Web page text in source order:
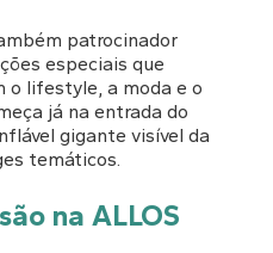
patrocinador
especiais que
o lifestyle, a moda e o
já na entrada do
gigante visível da
temáticos.
na ALLOS